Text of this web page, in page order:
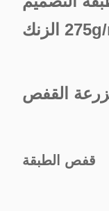
القفص
قفص الطبقة